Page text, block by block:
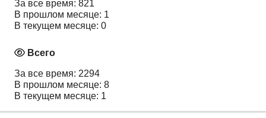
За все время: 821
В прошлом месяце: 1
В текущем месяце: 0
Всего
За все время: 2294
В прошлом месяце: 8
В текущем месяце: 1